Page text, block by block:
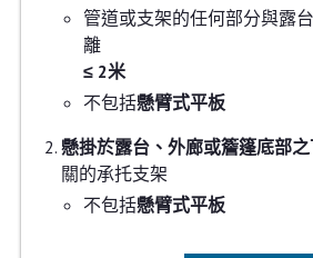
管道或支架的任何部分與露
離
≤ 2米
不包括懸臂式平板
懸掛於露台、外廊或簷篷底部
關的承托支架
不包括懸臂式平板